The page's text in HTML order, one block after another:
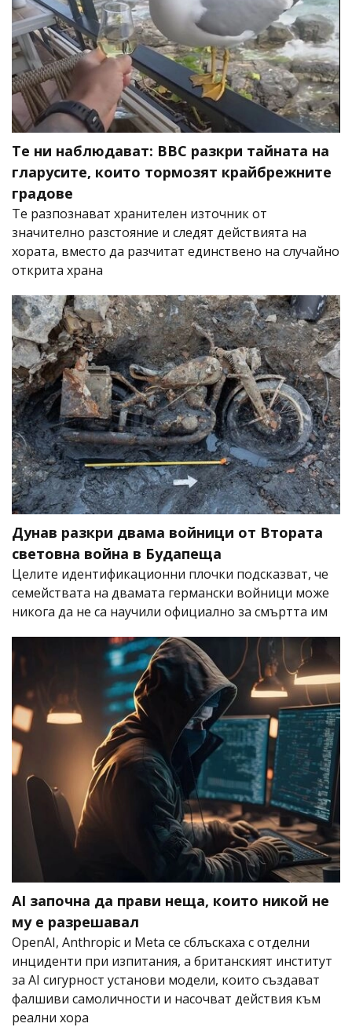
Те ни наблюдават: BBC разкри тайната на
гларусите, които тормозят крайбрежните
градове
Те разпознават хранителен източник от
значително разстояние и следят действията на
хората, вместо да разчитат единствено на случайно
открита храна
Дунав разкри двама войници от Втората
световна война в Будапеща
Целите идентификационни плочки подсказват, че
семействата на двамата германски войници може
никога да не са научили официално за смъртта им
AI започна да прави неща, които никой не
му е разрешавал
OpenAI, Anthropic и Meta се сблъскаха с отделни
инциденти при изпитания, а британският институт
за AI сигурност установи модели, които създават
фалшиви самоличности и насочват действия към
реални хора